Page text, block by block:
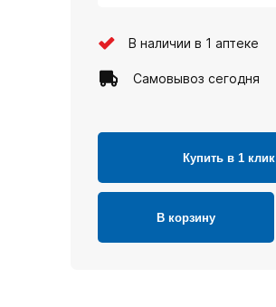
В наличии в 1 аптеке
Самовывоз сегодня
Купить в 1 клик
В корзину